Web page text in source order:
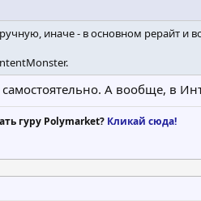
иначе - в основном рерайт
А вообще, в
гуру Polymarket? Кликай сюда!